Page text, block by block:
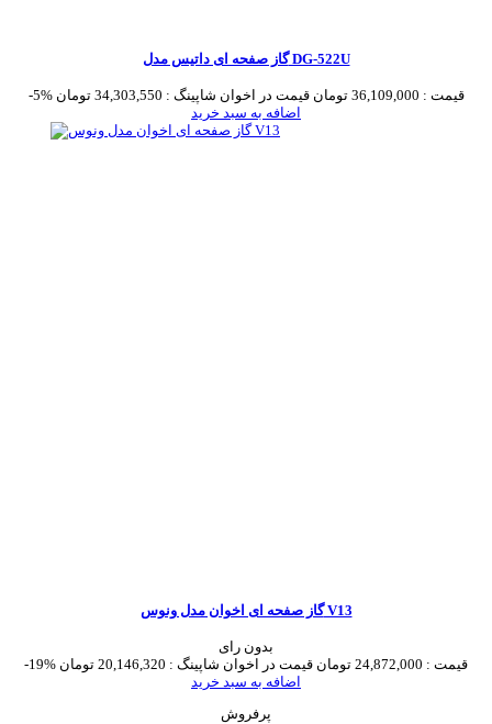
گاز صفحه ای داتیس مدل DG-522U
-5% قیمت : 36,109,000 تومان قیمت در اخوان شاپینگ : 34,303,550 تومان
اضافه به سبد خرید
گاز صفحه ای اخوان مدل ونوس V13
بدون رای
-19%
قیمت : 24,872,000 تومان قیمت در اخوان شاپینگ : 20,146,320 تومان
اضافه به سبد خرید
پرفروش